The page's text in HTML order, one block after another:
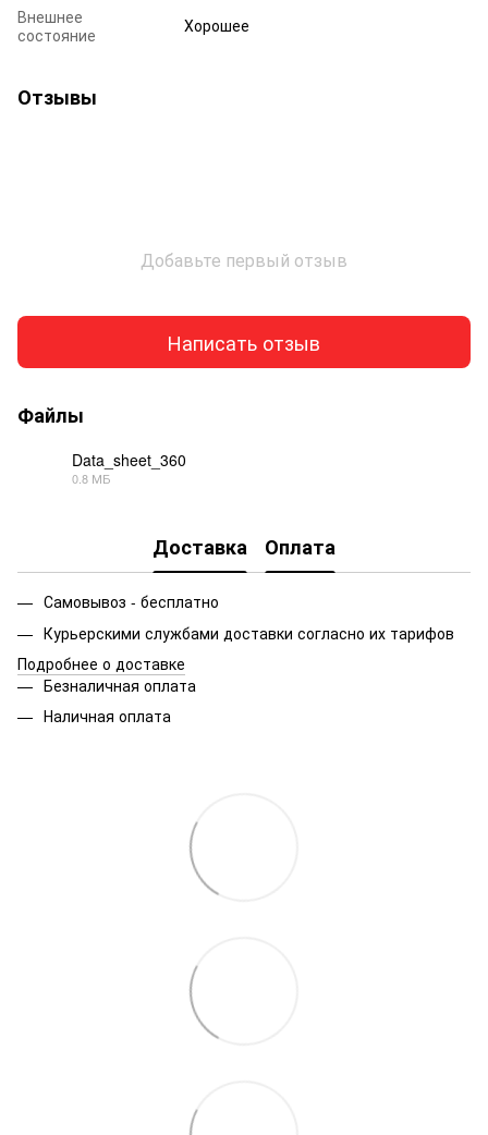
Внешнее
состояние
Хорошее
Отзывы
Добавьте первый отзыв
Написать отзыв
Файлы
Data_sheet_360
0.8 МБ
Доставка Оплата
Самовывоз - бесплатно
Курьерскими службами доставки согласно их тарифов
Подробнее о доставке
Безналичная оплата
Наличная оплата